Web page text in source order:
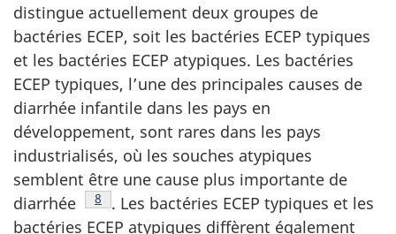
distingue actuellement deux groupes de
bactéries ECEP, soit les bactéries ECEP typiques
et les bactéries ECEP atypiques. Les bactéries
ECEP typiques, l’une des principales causes de
diarrhée infantile dans les pays en
développement, sont rares dans les pays
industrialisés, où les souches atypiques
semblent être une cause plus importante de
diarrhée
Note de bas de page
8
. Les bactéries ECEP typiques et les
bactéries ECEP atypiques diffèrent également